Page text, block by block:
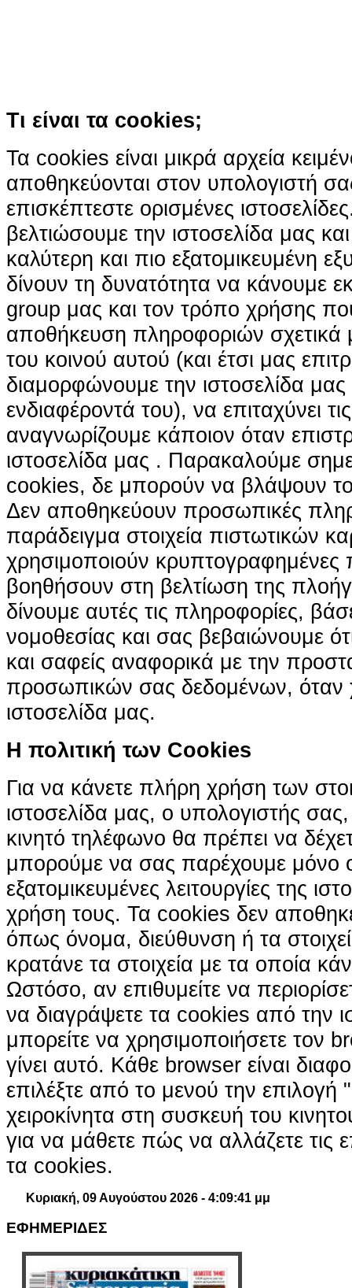
Τι είναι τα cookies;
Τα cookies είναι μικρά αρχεία
αποθηκεύονται στον υπολογιστή
επισκέπτεστε ορισμένες
βελτιώσουμε την ιστοσελίδα μας
καλύτερη και πιο εξατομικευμένη
δίνουν τη δυνατότητα να κάνουμε
group μας και τον τρόπο χρήσης
αποθήκευση πληροφοριών σχετικά
του κοινού αυτού (και έτσι μας
διαμορφώνουμε την ιστοσελίδα
ενδιαφέροντά του), να επιταχύνει
αναγνωρίζουμε κάποιον όταν
ιστοσελίδα μας . Παρακαλούμε
cookies, δε μπορούν να βλάψουν
Δεν αποθηκεύουν προσωπικές
παράδειγμα στοιχεία πιστωτικών
χρησιμοποιούν κρυπτογραφημένες
βοηθήσουν στη βελτίωση της
δίνουμε αυτές τις πληροφορίες,
νομοθεσίας και σας βεβαιώνουμε ότι
και σαφείς αναφορικά με την
προσωπικών σας δεδομένων, όταν
ιστοσελίδα μας.
H πολιτική των Cookies
Για να κάνετε πλήρη χρήση των
ιστοσελίδα μας, ο υπολογιστής
κινητό τηλέφωνο θα πρέπει να
μπορούμε να σας παρέχουμε μόνο
εξατομικευμένες λειτουργίες της
χρήση τους. Τα cookies δεν
όπως όνομα, διεύθυνση ή τα
κρατάνε τα στοιχεία με τα οποία
Ωστόσο, αν επιθυμείτε να
να διαγράψετε τα cookies από την
μπορείτε να χρησιμοποιήσετε τον
γίνει αυτό. Κάθε browser είναι
επιλέξτε από το μενού την επιλογή
χειροκίνητα στη συσκευή του
για να μάθετε πώς να αλλάζετε τις
τα cookies.
Κυριακή, 09 Αυγούστου 2026 - 4:09:42 μμ
ΕΦΗΜΕΡΙΔΕΣ